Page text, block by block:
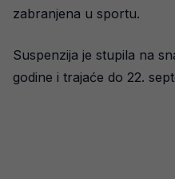
zabranjena u sportu.
Suspenzija je stupila na
godine i trajaće do 22.